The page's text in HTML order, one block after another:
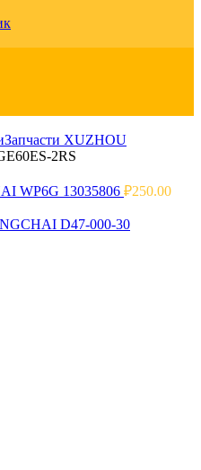
Запчасти XUZHOU
2RS
WP6G 13035806 ₽250.00
D47-000-30